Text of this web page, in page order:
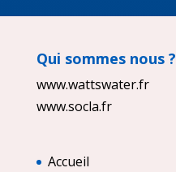
Qui sommes nous ?
www.wattswater.fr
www.socla.fr
Accueil